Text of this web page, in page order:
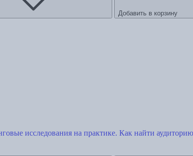
Добавить в корзину
исследования на практике. Как найти